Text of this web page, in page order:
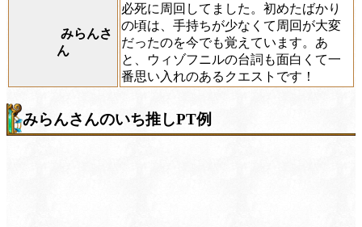
みらんさ
ん
必死に周回してました。初めたばかり
の頃は、手持ちが少なくて周回が大変
だったのを今でも覚えています。あ
と、ウィゾフニルの台詞も面白くて一
番思い入れのあるクエストです！
みらんさんのいち推しPT例